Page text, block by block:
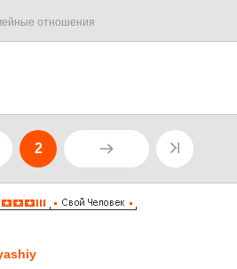
отношения
2